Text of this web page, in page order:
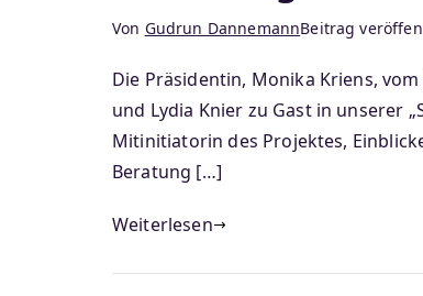
Von Gudrun DannemannBeitrag
Die Präsidentin, Monika Kriens,
und Lydia Knier zu Gast in unserer
Mitinitiatorin des Projektes,
Beratung […]
Weiterlesen